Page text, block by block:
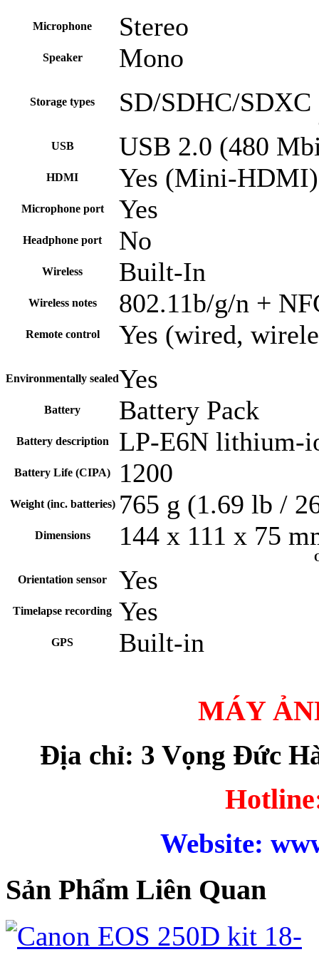
Microphone Stereo
Speaker Mono
Storage types SD/SDHC/
USB
USB 2.0 (480
HDMI Yes (Mini-HDMI)
Microphone port Yes
Headphone port No
Wireless Built-In
Wireless notes 802.11b/g/n +
Remote control Yes (wired,
Environmentally sealedYes
Battery Battery Pack
Battery description LP-E6N lithium-
Battery Life (CIPA) 1200
Weight (inc. batteries) 765 g (1.69 lb /
Dimensions 144 x 111 x 75
Orientation sensor
Yes
Timelapse recording Yes
GPS Built-in
MÁY
Địa chỉ: 3 Vọng Đức
Website:
Sản Phẩm Liên Quan